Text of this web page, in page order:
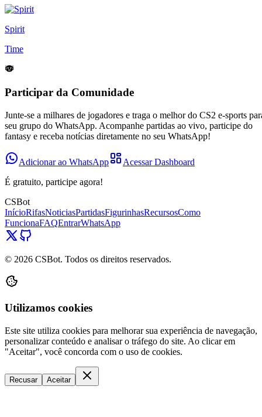
Spirit
Time
Participar da Comunidade
Junte-se a milhares de jogadores e traga o melhor do CS2 e-sports
seu grupo do WhatsApp. Acompanhe partidas ao vivo, participe do
fantasy e receba notícias diretamente no seu WhatsApp!
Adicionar ao WhatsApp
Acessar Dashboard
É gratuito, participe agora!
CSBot
InícioRifasNoticiasPartidasFigurinhasRecursosComo
FuncionaFAQEntrarWhatsApp
© 2026 CSBot. Todos os direitos reservados.
Utilizamos cookies
Este site utiliza cookies para melhorar sua experiência de navegação,
personalizar conteúdo e analisar o tráfego do site. Ao clicar em
"Aceitar", você concorda com o uso de cookies.
Recusar Aceitar